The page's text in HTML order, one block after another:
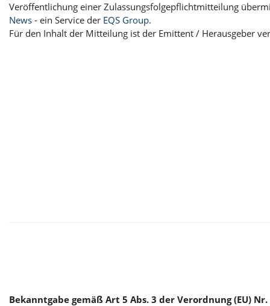
Veröffentlichung einer Zulassungsfolgepflichtmitteilung
News - ein Service der EQS Group.
Für den Inhalt der Mitteilung ist der Emittent / Herausgeber
Bekanntgabe gemäß Art 5 Abs. 3 der Verordnung (EU)